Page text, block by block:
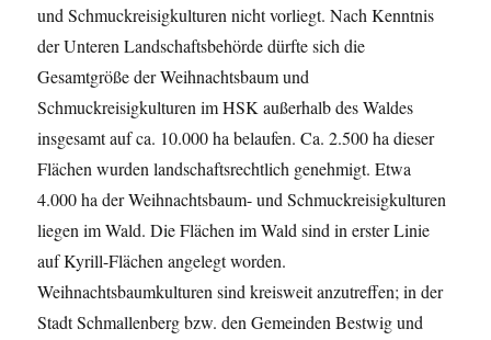
und Schmuckreisigkulturen nicht vorliegt. Nach Kenntnis
der Unteren Landschaftsbehörde dürfte sich die
Gesamtgröße der Weihnachtsbaum und
Schmuckreisigkulturen im HSK außerhalb des Waldes
insgesamt auf ca. 10.000 ha belaufen. Ca. 2.500 ha dieser
Flächen wurden landschaftsrechtlich genehmigt. Etwa
4.000 ha der Weihnachtsbaum- und Schmuckreisigkulturen
liegen im Wald. Die Flächen im Wald sind in erster Linie
auf Kyrill-Flächen angelegt worden.
Weihnachtsbaumkulturen sind kreisweit anzutreffen; in der
Stadt Schmallenberg bzw. den Gemeinden Bestwig und